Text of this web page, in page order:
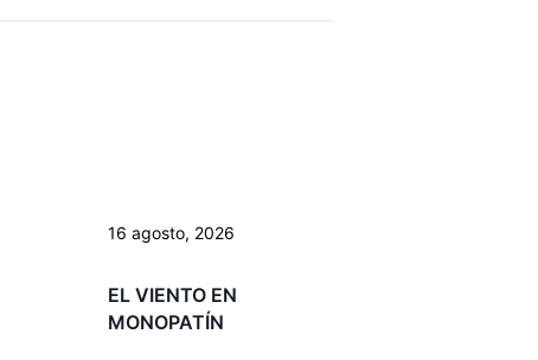
16 agosto, 2026
EL VIENTO EN
MONOPATÍN